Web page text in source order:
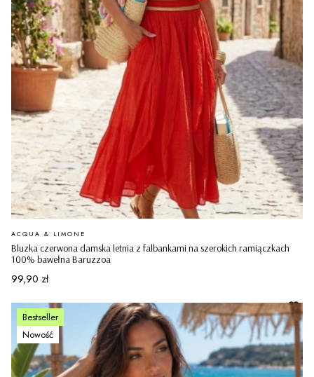
Bluzka czerwona damska letnia z falbankami na szerokich ramiączkach
100% bawełna Baruzzoa
PRODUCENT
ACQUA & LIMONE
Cena
99,90 zł
Bestseller
Nowość